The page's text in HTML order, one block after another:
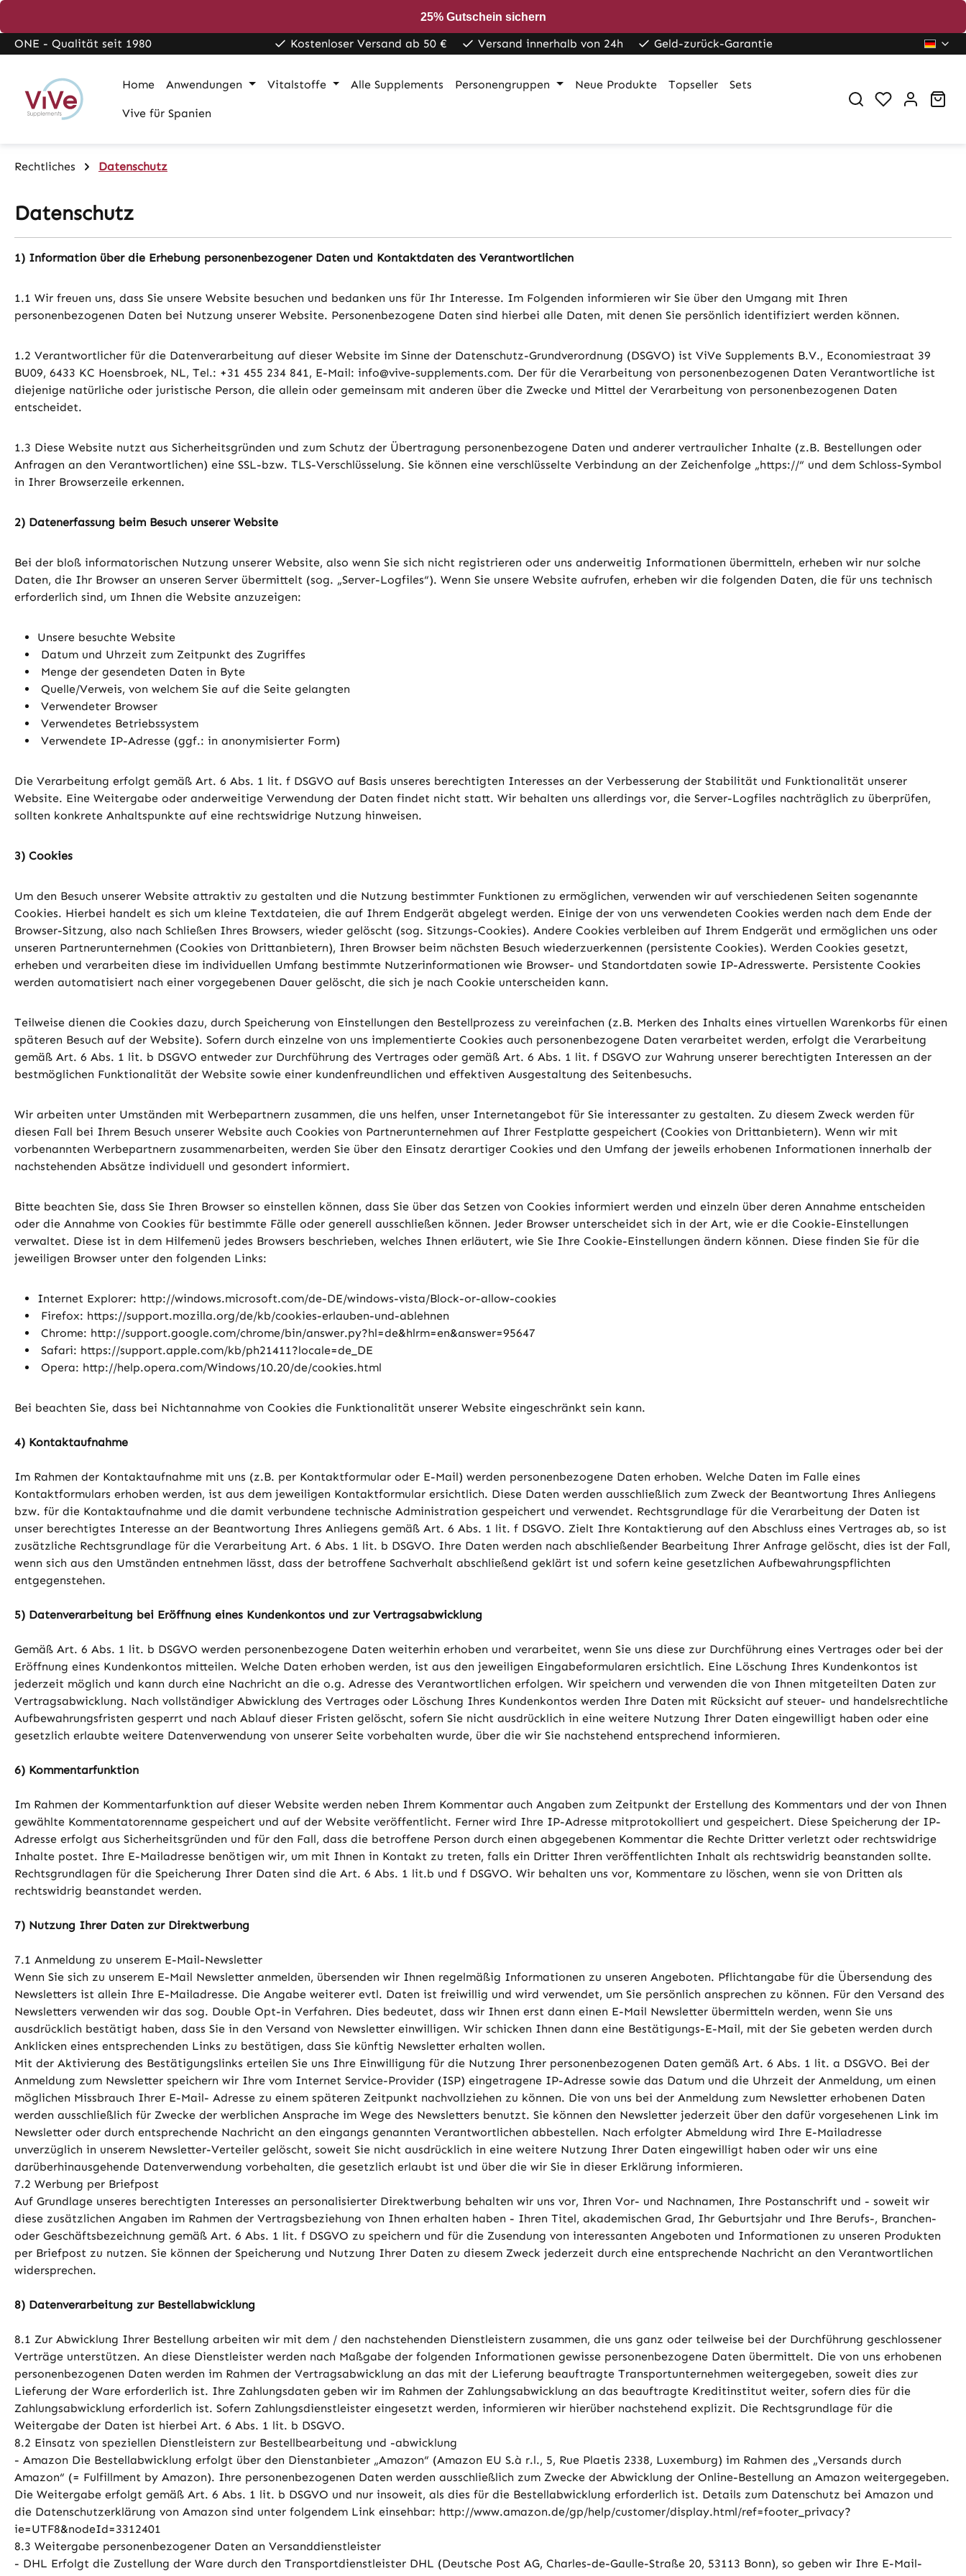
25% Gutschein sichern
ONE - Qualität seit 1980 Kostenloser Versand ab 50 € Versand innerhalb von 24h Geld-zurück-Garantie
Home Anwendungen Vitalstoffe Alle Supplements Personengruppen Neue Produkte Topseller Sets
Vive für Spanien
Rechtliches Datenschutz
Datenschutz
1) Information über die Erhebung personenbezogener Daten und Kontaktdaten des Verantwortlichen
1.1 Wir freuen uns, dass Sie unsere Website besuchen und bedanken uns für Ihr Interesse. Im Folgenden informieren wir Sie über den Umgang mit Ihren
personenbezogenen Daten bei Nutzung unserer Website. Personenbezogene Daten sind hierbei alle Daten, mit denen Sie persönlich identifiziert werden können.
1.2 Verantwortlicher für die Datenverarbeitung auf dieser Website im Sinne der Datenschutz-Grundverordnung (DSGVO) ist ViVe Supplements B.V., Economiestraat 39
BU09, 6433 KC Hoensbroek, NL, Tel.: +31 455 234 841, E-Mail: info@vive-supplements.com. Der für die Verarbeitung von personenbezogenen Daten Verantwortliche ist
diejenige natürliche oder juristische Person, die allein oder gemeinsam mit anderen über die Zwecke und Mittel der Verarbeitung von personenbezogenen Daten
entscheidet.
1.3 Diese Website nutzt aus Sicherheitsgründen und zum Schutz der Übertragung personenbezogene Daten und anderer vertraulicher Inhalte (z.B. Bestellungen oder
Anfragen an den Verantwortlichen) eine SSL-bzw. TLS-Verschlüsselung. Sie können eine verschlüsselte Verbindung an der Zeichenfolge „https://“ und dem Schloss-Symbol
in Ihrer Browserzeile erkennen.
2) Datenerfassung beim Besuch unserer Website
Bei der bloß informatorischen Nutzung unserer Website, also wenn Sie sich nicht registrieren oder uns anderweitig Informationen übermitteln, erheben wir nur solche
Daten, die Ihr Browser an unseren Server übermittelt (sog. „Server-Logfiles“). Wenn Sie unsere Website aufrufen, erheben wir die folgenden Daten, die für uns technisch
erforderlich sind, um Ihnen die Website anzuzeigen:
Unsere besuchte Website
Datum und Uhrzeit zum Zeitpunkt des Zugriffes
Menge der gesendeten Daten in Byte
Quelle/Verweis, von welchem Sie auf die Seite gelangten
Verwendeter Browser
Verwendetes Betriebssystem
Verwendete IP-Adresse (ggf.: in anonymisierter Form)
Die Verarbeitung erfolgt gemäß Art. 6 Abs. 1 lit. f DSGVO auf Basis unseres berechtigten Interesses an der Verbesserung der Stabilität und Funktionalität unserer
Website. Eine Weitergabe oder anderweitige Verwendung der Daten findet nicht statt. Wir behalten uns allerdings vor, die Server-Logfiles nachträglich zu überprüfen,
sollten konkrete Anhaltspunkte auf eine rechtswidrige Nutzung hinweisen.
3) Cookies
Um den Besuch unserer Website attraktiv zu gestalten und die Nutzung bestimmter Funktionen zu ermöglichen, verwenden wir auf verschiedenen Seiten sogenannte
Cookies. Hierbei handelt es sich um kleine Textdateien, die auf Ihrem Endgerät abgelegt werden. Einige der von uns verwendeten Cookies werden nach dem Ende der
Browser-Sitzung, also nach Schließen Ihres Browsers, wieder gelöscht (sog. Sitzungs-Cookies). Andere Cookies verbleiben auf Ihrem Endgerät und ermöglichen uns oder
unseren Partnerunternehmen (Cookies von Drittanbietern), Ihren Browser beim nächsten Besuch wiederzuerkennen (persistente Cookies). Werden Cookies gesetzt,
erheben und verarbeiten diese im individuellen Umfang bestimmte Nutzerinformationen wie Browser- und Standortdaten sowie IP-Adresswerte. Persistente Cookies
werden automatisiert nach einer vorgegebenen Dauer gelöscht, die sich je nach Cookie unterscheiden kann.
Teilweise dienen die Cookies dazu, durch Speicherung von Einstellungen den Bestellprozess zu vereinfachen (z.B. Merken des Inhalts eines virtuellen Warenkorbs für einen
späteren Besuch auf der Website). Sofern durch einzelne von uns implementierte Cookies auch personenbezogene Daten verarbeitet werden, erfolgt die Verarbeitung
gemäß Art. 6 Abs. 1 lit. b DSGVO entweder zur Durchführung des Vertrages oder gemäß Art. 6 Abs. 1 lit. f DSGVO zur Wahrung unserer berechtigten Interessen an der
bestmöglichen Funktionalität der Website sowie einer kundenfreundlichen und effektiven Ausgestaltung des Seitenbesuchs.
Wir arbeiten unter Umständen mit Werbepartnern zusammen, die uns helfen, unser Internetangebot für Sie interessanter zu gestalten. Zu diesem Zweck werden für
diesen Fall bei Ihrem Besuch unserer Website auch Cookies von Partnerunternehmen auf Ihrer Festplatte gespeichert (Cookies von Drittanbietern). Wenn wir mit
vorbenannten Werbepartnern zusammenarbeiten, werden Sie über den Einsatz derartiger Cookies und den Umfang der jeweils erhobenen Informationen innerhalb der
nachstehenden Absätze individuell und gesondert informiert.
Bitte beachten Sie, dass Sie Ihren Browser so einstellen können, dass Sie über das Setzen von Cookies informiert werden und einzeln über deren Annahme entscheiden
oder die Annahme von Cookies für bestimmte Fälle oder generell ausschließen können. Jeder Browser unterscheidet sich in der Art, wie er die Cookie-Einstellungen
verwaltet. Diese ist in dem Hilfemenü jedes Browsers beschrieben, welches Ihnen erläutert, wie Sie Ihre Cookie-Einstellungen ändern können. Diese finden Sie für die
jeweiligen Browser unter den folgenden Links:
Internet Explorer: http://windows.microsoft.com/de-DE/windows-vista/Block-or-allow-cookies
Firefox: https://support.mozilla.org/de/kb/cookies-erlauben-und-ablehnen
Chrome: http://support.google.com/chrome/bin/answer.py?hl=de&hlrm=en&answer=95647
Safari: https://support.apple.com/kb/ph21411?locale=de_DE
Opera: http://help.opera.com/Windows/10.20/de/cookies.html
Bei beachten Sie, dass bei Nichtannahme von Cookies die Funktionalität unserer Website eingeschränkt sein kann.
4) Kontaktaufnahme
Im Rahmen der Kontaktaufnahme mit uns (z.B. per Kontaktformular oder E-Mail) werden personenbezogene Daten erhoben. Welche Daten im Falle eines
Kontaktformulars erhoben werden, ist aus dem jeweiligen Kontaktformular ersichtlich. Diese Daten werden ausschließlich zum Zweck der Beantwortung Ihres Anliegens
bzw. für die Kontaktaufnahme und die damit verbundene technische Administration gespeichert und verwendet. Rechtsgrundlage für die Verarbeitung der Daten ist
unser berechtigtes Interesse an der Beantwortung Ihres Anliegens gemäß Art. 6 Abs. 1 lit. f DSGVO. Zielt Ihre Kontaktierung auf den Abschluss eines Vertrages ab, so ist
zusätzliche Rechtsgrundlage für die Verarbeitung Art. 6 Abs. 1 lit. b DSGVO. Ihre Daten werden nach abschließender Bearbeitung Ihrer Anfrage gelöscht, dies ist der Fall,
wenn sich aus den Umständen entnehmen lässt, dass der betroffene Sachverhalt abschließend geklärt ist und sofern keine gesetzlichen Aufbewahrungspflichten
entgegenstehen.
5) Datenverarbeitung bei Eröffnung eines Kundenkontos und zur Vertragsabwicklung
Gemäß Art. 6 Abs. 1 lit. b DSGVO werden personenbezogene Daten weiterhin erhoben und verarbeitet, wenn Sie uns diese zur Durchführung eines Vertrages oder bei der
Eröffnung eines Kundenkontos mitteilen. Welche Daten erhoben werden, ist aus den jeweiligen Eingabeformularen ersichtlich. Eine Löschung Ihres Kundenkontos ist
jederzeit möglich und kann durch eine Nachricht an die o.g. Adresse des Verantwortlichen erfolgen. Wir speichern und verwenden die von Ihnen mitgeteilten Daten zur
Vertragsabwicklung. Nach vollständiger Abwicklung des Vertrages oder Löschung Ihres Kundenkontos werden Ihre Daten mit Rücksicht auf steuer- und handelsrechtliche
Aufbewahrungsfristen gesperrt und nach Ablauf dieser Fristen gelöscht, sofern Sie nicht ausdrücklich in eine weitere Nutzung Ihrer Daten eingewilligt haben oder eine
gesetzlich erlaubte weitere Datenverwendung von unserer Seite vorbehalten wurde, über die wir Sie nachstehend entsprechend informieren.
6) Kommentarfunktion
Im Rahmen der Kommentarfunktion auf dieser Website werden neben Ihrem Kommentar auch Angaben zum Zeitpunkt der Erstellung des Kommentars und der von Ihnen
gewählte Kommentatorenname gespeichert und auf der Website veröffentlicht. Ferner wird Ihre IP-Adresse mitprotokolliert und gespeichert. Diese Speicherung der IP-
Adresse erfolgt aus Sicherheitsgründen und für den Fall, dass die betroffene Person durch einen abgegebenen Kommentar die Rechte Dritter verletzt oder rechtswidrige
Inhalte postet. Ihre E-Mailadresse benötigen wir, um mit Ihnen in Kontakt zu treten, falls ein Dritter Ihren veröffentlichten Inhalt als rechtswidrig beanstanden sollte.
Rechtsgrundlagen für die Speicherung Ihrer Daten sind die Art. 6 Abs. 1 lit.b und f DSGVO. Wir behalten uns vor, Kommentare zu löschen, wenn sie von Dritten als
rechtswidrig beanstandet werden.
7) Nutzung Ihrer Daten zur Direktwerbung
7.1 Anmeldung zu unserem E-Mail-Newsletter
Wenn Sie sich zu unserem E-Mail Newsletter anmelden, übersenden wir Ihnen regelmäßig Informationen zu unseren Angeboten. Pflichtangabe für die Übersendung des
Newsletters ist allein Ihre E-Mailadresse. Die Angabe weiterer evtl. Daten ist freiwillig und wird verwendet, um Sie persönlich ansprechen zu können. Für den Versand des
Newsletters verwenden wir das sog. Double Opt-in Verfahren. Dies bedeutet, dass wir Ihnen erst dann einen E-Mail Newsletter übermitteln werden, wenn Sie uns
ausdrücklich bestätigt haben, dass Sie in den Versand von Newsletter einwilligen. Wir schicken Ihnen dann eine Bestätigungs-E-Mail, mit der Sie gebeten werden durch
Anklicken eines entsprechenden Links zu bestätigen, dass Sie künftig Newsletter erhalten wollen.
Mit der Aktivierung des Bestätigungslinks erteilen Sie uns Ihre Einwilligung für die Nutzung Ihrer personenbezogenen Daten gemäß Art. 6 Abs. 1 lit. a DSGVO. Bei der
Anmeldung zum Newsletter speichern wir Ihre vom Internet Service-Provider (ISP) eingetragene IP-Adresse sowie das Datum und die Uhrzeit der Anmeldung, um einen
möglichen Missbrauch Ihrer E-Mail- Adresse zu einem späteren Zeitpunkt nachvollziehen zu können. Die von uns bei der Anmeldung zum Newsletter erhobenen Daten
werden ausschließlich für Zwecke der werblichen Ansprache im Wege des Newsletters benutzt. Sie können den Newsletter jederzeit über den dafür vorgesehenen Link im
Newsletter oder durch entsprechende Nachricht an den eingangs genannten Verantwortlichen abbestellen. Nach erfolgter Abmeldung wird Ihre E-Mailadresse
unverzüglich in unserem Newsletter-Verteiler gelöscht, soweit Sie nicht ausdrücklich in eine weitere Nutzung Ihrer Daten eingewilligt haben oder wir uns eine
darüberhinausgehende Datenverwendung vorbehalten, die gesetzlich erlaubt ist und über die wir Sie in dieser Erklärung informieren.
7.2 Werbung per Briefpost
Auf Grundlage unseres berechtigten Interesses an personalisierter Direktwerbung behalten wir uns vor, Ihren Vor- und Nachnamen, Ihre Postanschrift und - soweit wir
diese zusätzlichen Angaben im Rahmen der Vertragsbeziehung von Ihnen erhalten haben - Ihren Titel, akademischen Grad, Ihr Geburtsjahr und Ihre Berufs-, Branchen-
oder Geschäftsbezeichnung gemäß Art. 6 Abs. 1 lit. f DSGVO zu speichern und für die Zusendung von interessanten Angeboten und Informationen zu unseren Produkten
per Briefpost zu nutzen. Sie können der Speicherung und Nutzung Ihrer Daten zu diesem Zweck jederzeit durch eine entsprechende Nachricht an den Verantwortlichen
widersprechen.
8) Datenverarbeitung zur Bestellabwicklung
8.1 Zur Abwicklung Ihrer Bestellung arbeiten wir mit dem / den nachstehenden Dienstleistern zusammen, die uns ganz oder teilweise bei der Durchführung geschlossener
Verträge unterstützen. An diese Dienstleister werden nach Maßgabe der folgenden Informationen gewisse personenbezogene Daten übermittelt. Die von uns erhobenen
personenbezogenen Daten werden im Rahmen der Vertragsabwicklung an das mit der Lieferung beauftragte Transportunternehmen weitergegeben, soweit dies zur
Lieferung der Ware erforderlich ist. Ihre Zahlungsdaten geben wir im Rahmen der Zahlungsabwicklung an das beauftragte Kreditinstitut weiter, sofern dies für die
Zahlungsabwicklung erforderlich ist. Sofern Zahlungsdienstleister eingesetzt werden, informieren wir hierüber nachstehend explizit. Die Rechtsgrundlage für die
Weitergabe der Daten ist hierbei Art. 6 Abs. 1 lit. b DSGVO.
8.2 Einsatz von speziellen Dienstleistern zur Bestellbearbeitung und -abwicklung
- Amazon Die Bestellabwicklung erfolgt über den Dienstanbieter „Amazon“ (Amazon EU S.à r.l., 5, Rue Plaetis 2338, Luxemburg) im Rahmen des „Versands durch
Amazon“ (= Fulfillment by Amazon). Ihre personenbezogenen Daten werden ausschließlich zum Zwecke der Abwicklung der Online-Bestellung an Amazon weitergegeben.
Die Weitergabe erfolgt gemäß Art. 6 Abs. 1 lit. b DSGVO und nur insoweit, als dies für die Bestellabwicklung erforderlich ist. Details zum Datenschutz bei Amazon und
die Datenschutzerklärung von Amazon sind unter folgendem Link einsehbar: http://www.amazon.de/gp/help/customer/display.html/ref=footer_privacy?
ie=UTF8&nodeId=3312401
8.3 Weitergabe personenbezogener Daten an Versanddienstleister
- DHL Erfolgt die Zustellung der Ware durch den Transportdienstleister DHL (Deutsche Post AG, Charles-de-Gaulle-Straße 20, 53113 Bonn), so geben wir Ihre E-Mail-